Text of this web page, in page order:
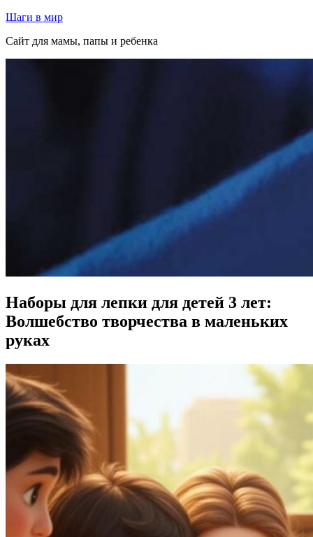
Перейти
содержимому
Шаги в мир
Сайт для мамы, папы и ребенка
Наборы для лепки для детей 3 лет:
Волшебство творчества в маленьких
руках